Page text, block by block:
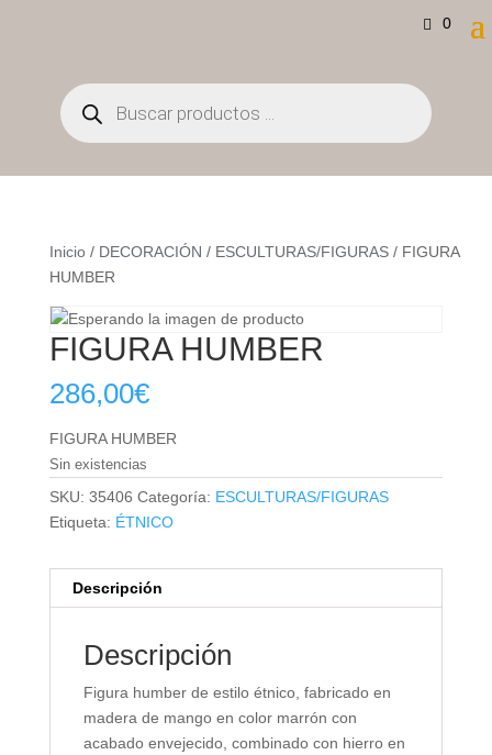
0
Búsqueda
de
productos
Inicio/ DECORACIÓN / ESCULTURAS/FIGURAS/ FIGURA
HUMBER
FIGURA HUMBER
286,00€
FIGURA HUMBER
Sin existencias
SKU: 35406 Categoría: ESCULTURAS/FIGURAS
Etiqueta: ÉTNICO
Descripción
Descripción
Figura humber de estilo étnico, fabricado en
madera de mango en color marrón con
acabado envejecido, combinado con hierro en